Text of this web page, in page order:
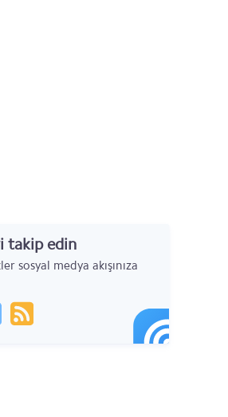
takip edin
sosyal medya akışınıza